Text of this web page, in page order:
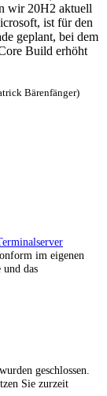
wir 20H2 aktuell
ist für den
geplant, bei dem
Build erhöht
Bärenfänger)
im eigenen
und das
geschlossen.
Sie zurzeit